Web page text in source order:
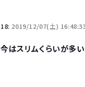
18: 2019/12/07(土)
今はスリムくらいが多